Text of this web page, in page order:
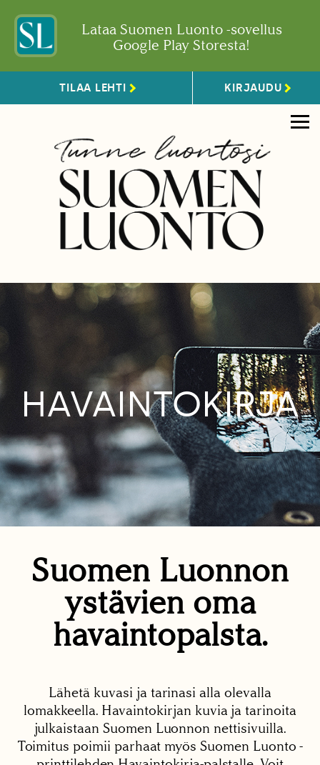
Lataa Suomen Luonto -sovellus
Google Play Storesta!
TILAA LEHTI KIRJAUDU
HAVAINTOKIRJA
Suomen Luonnon
ystävien oma
havaintopalsta.
Lähetä kuvasi ja tarinasi alla olevalla
lomakkeella. Havaintokirjan kuvia ja tarinoita
julkaistaan Suomen Luonnon nettisivuilla.
Toimitus poimii parhaat myös Suomen Luonto -